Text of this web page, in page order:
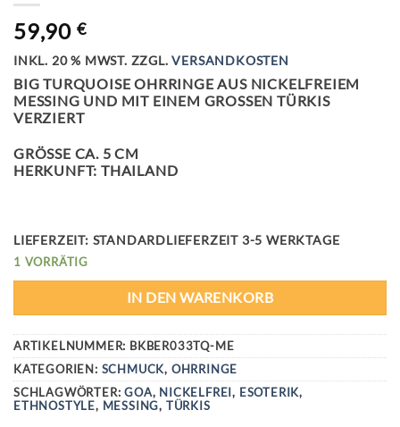
59,90 €
INKL. 20 % MWST. ZZGL.VERSANDKOSTEN
BIG TURQUOISE OHRRINGE AUS NICKELFREIEM
MESSING UND MIT EINEM GROSSEN TÜRKIS V
ERZIERT
GRÖSSE CA. 5 CM
HERKUNFT: THAILAND
LIEFERZEIT: STANDARDLIEFERZEIT 3-5 WERKTAGE
1 VORRÄTIG
IN DEN WARENKORB
ARTIKELNUMMER: BKBER033TQ-ME
KATEGORIEN: SCHMUCK, OHRRINGE
SCHLAGWÖRTER:GOA, NICKELFREI, ESOTERIK,
ETHNOSTYLE, MESSING, TÜRKIS